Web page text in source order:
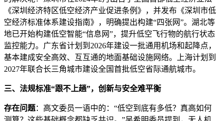
《深圳经济特区低空经济产业促进条例》，并发布《深圳市低
空经济标准体系建设指南》，明确提出构建“四张网”。湖北等
地已开始构建低空智能“信息网”，提升低空飞行物的航行状态
监控能力。广东省计划到2026年建设一批通用机场和起降点，
基本建成安全高效、互互通的地面基础设施网络。上海计划到
2027年联合长三角城市建设全国首批低空省际通航城市。
三、法规标准“跟不上趟”，创新与安全难平衡
存在问题：高文委员一语中的：“低空到底有多低？真高如何